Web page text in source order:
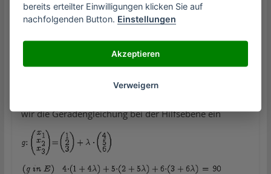
Wir wollen nun den Schnittpunkt zwischen der
wir die Geradengleichung bei der Hilfsebene ein
bereits erteilter Einwilligungen klicken Sie auf
nachfolgenden Button. Einstellungen
Akzeptieren
Verweigern